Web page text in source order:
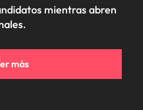
mientras abren
más